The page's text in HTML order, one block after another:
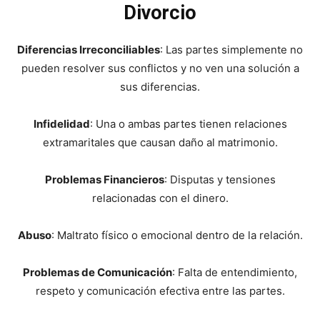
Divorcio
Diferencias Irreconciliables: Las partes simplemente no
pueden resolver sus conflictos y no ven una solución a
sus diferencias.
Infidelidad: Una o ambas partes tienen relaciones
extramaritales que causan daño al matrimonio.
Problemas Financieros: Disputas y tensiones
relacionadas con el dinero.
Abuso: Maltrato físico o emocional dentro de la relación.
Problemas de Comunicación: Falta de entendimiento,
respeto y comunicación efectiva entre las partes.